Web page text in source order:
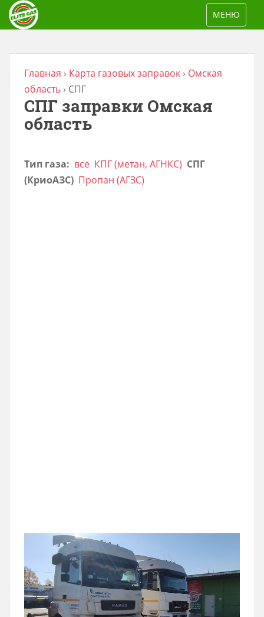
TOGGLE
МЕНЮ
Главная › Карта газовых заправок › Омская
область › СПГ
СПГ заправки Омская
область
Тип газа: все КПГ (метан, АГНКС) СПГ
(КриоАЗС) Пропан (АГЗС)